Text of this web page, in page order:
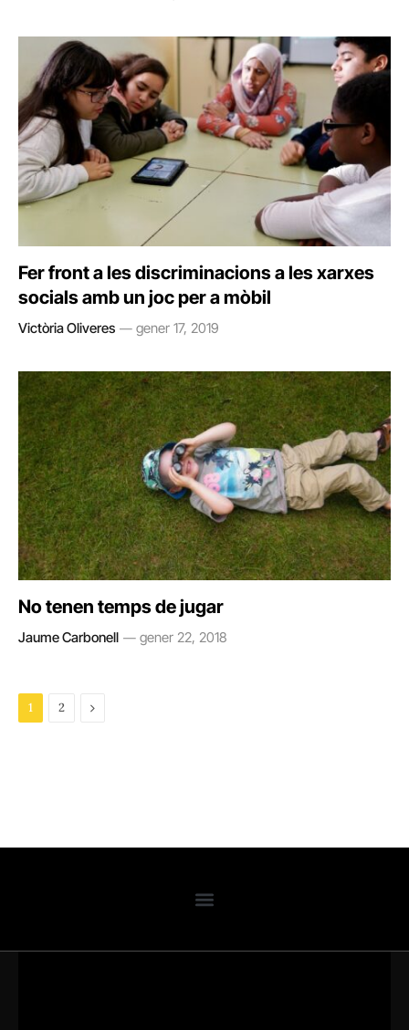
Fer front a les discriminacions a les xarxes
socials amb un joc per a mòbil
Victòria Oliveres gener 17, 2019
No tenen temps de jugar
Jaume Carbonell gener 22, 2018
1 2 Next